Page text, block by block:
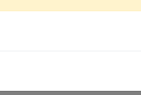
If you don't find your company